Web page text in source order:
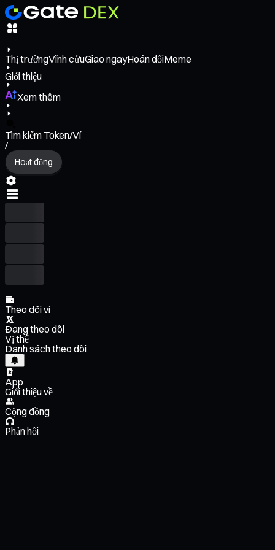
Thị trườngVĩnh cửuGiao ngayHoán đổiMeme
Giới thiệu
Xem thêm
Tìm kiếm Token/Ví
/
Hoạt động
Theo dõi ví
Đang theo dõi
Vị thế
Danh sách theo dõi
App
Giới thiệu về
Cộng đồng
Phản hồi